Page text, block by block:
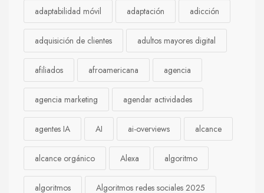
adaptabilidad móvil adaptación adicción
adquisición de clientes adultos mayores digital
afiliados afroamericana agencia
agencia marketing agendar actividades
agentes IA AI ai-overviews alcance
alcance orgánico Alexa algoritmo
algoritmos Algoritmos redes sociales 2025